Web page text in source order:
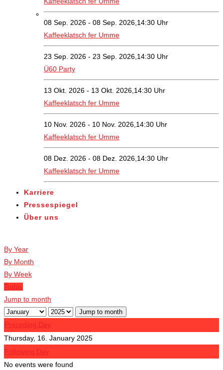
08 Sep. 2026 - 08 Sep. 2026,14:30 Uhr
Kaffeeklatsch fer Umme
23 Sep. 2026 - 23 Sep. 2026,14:30 Uhr
Ü60 Party
13 Okt. 2026 - 13 Okt. 2026,14:30 Uhr
Kaffeeklatsch fer Umme
10 Nov. 2026 - 10 Nov. 2026,14:30 Uhr
Kaffeeklatsch fer Umme
08 Dez. 2026 - 08 Dez. 2026,14:30 Uhr
Kaffeeklatsch fer Umme
Karriere
Pressespiegel
Über uns
By Year
By Month
By Week
Today
Jump to month
Jump to month
Preceding Day
Thursday, 16. January 2025
Following Day
No events were found